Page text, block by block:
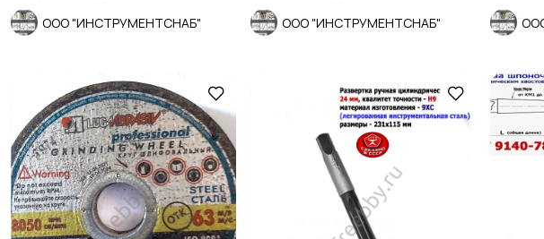
ООО "ИНСТРУМЕНТСНАБ" ООО "ИНСТРУМЕНТСНАБ"